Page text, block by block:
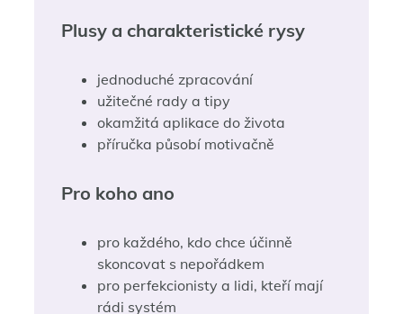
Plusy a charakteristické rysy
jednoduché zpracování
užitečné rady a tipy
okamžitá aplikace do života
příručka působí motivačně
Pro koho ano
pro každého, kdo chce účinně
skoncovat s nepořádkem
pro perfekcionisty a lidi, kteří mají
rádi systém